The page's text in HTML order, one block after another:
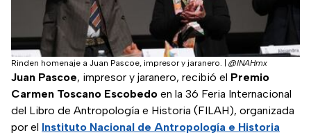
Rinden homenaje a Juan Pascoe, impresor y jaranero. @INAHmx
Juan Pascoe, impresor y jaranero, recibió el Premio
Carmen Toscano Escobedo en la 36 Feria Internacional
del Libro de Antropología e Historia (FILAH), organizada
por el Instituto Nacional de Antropología e Historia